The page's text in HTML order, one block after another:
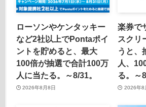
ローソンやケンタッキー
など2社以上でPontaポイ
ントを貯めると、最大
100倍が抽選で合計100万
人に当たる。～8/31。
2026年8月8日
楽券で
スクリ
うと、
人、
る。～
2026年8